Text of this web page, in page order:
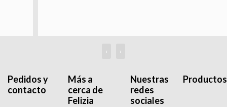
‹ ›
Pedidos y
contacto
Más a
cerca de
Felizia
Nuestras
redes
sociales
Productos